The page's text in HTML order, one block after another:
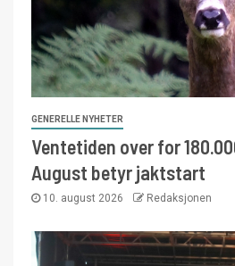
GENERELLE NYHETER
Ventetiden over for
August betyr jaktstart
10. august 2026 Redaksjonen